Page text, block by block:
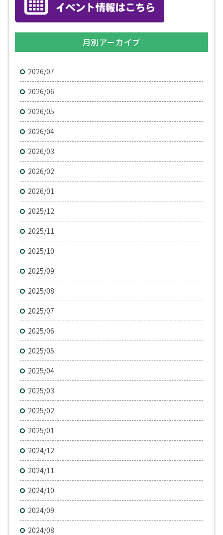
月別アーカイブ
2026/07
2026/06
2026/05
2026/04
2026/03
2026/02
2026/01
2025/12
2025/11
2025/10
2025/09
2025/08
2025/07
2025/06
2025/05
2025/04
2025/03
2025/02
2025/01
2024/12
2024/11
2024/10
2024/09
2024/08